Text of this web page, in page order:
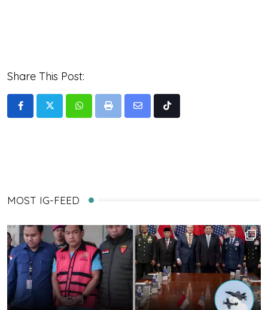
Share This Post:
WhatsappPrint
Share
Tiktok
MOST IG-FEED